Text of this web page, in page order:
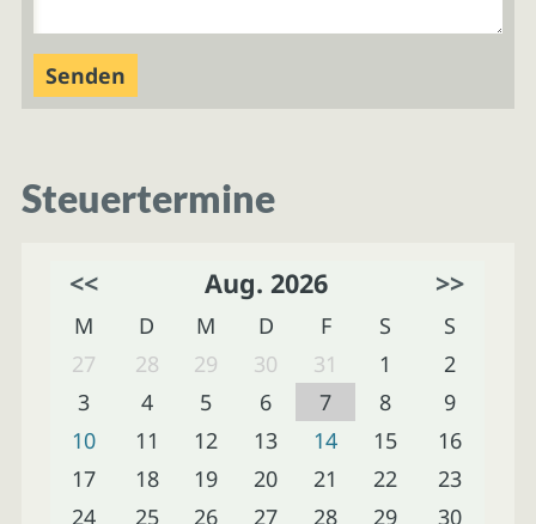
Steuertermine
<< Aug. 2026 >>
M D M D F S
S
27
28 29 30 31 1
2
3
4 5 6 7 8
9
10
11 12 13 14 15
16
17
18 19 20 21 22
23
24
25 26 27 28 29
30